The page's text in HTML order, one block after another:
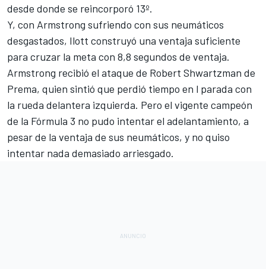
desde donde se reincorporó 13º.
Y, con Armstrong sufriendo con sus neumáticos
desgastados, Ilott construyó una ventaja suficiente
para cruzar la meta con 8,8 segundos de ventaja.
Armstrong recibió el ataque de Robert Shwartzman de
Prema, quien sintió que perdió tiempo en l parada con
la rueda delantera izquierda. Pero el vigente campeón
de la Fórmula 3 no pudo intentar el adelantamiento, a
pesar de la ventaja de sus neumáticos, y no quiso
intentar nada demasiado arriesgado.